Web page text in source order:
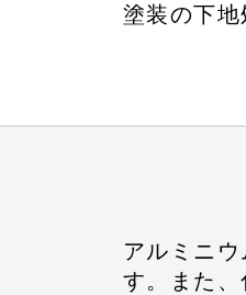
塗装の下
アルミニ
す。また、